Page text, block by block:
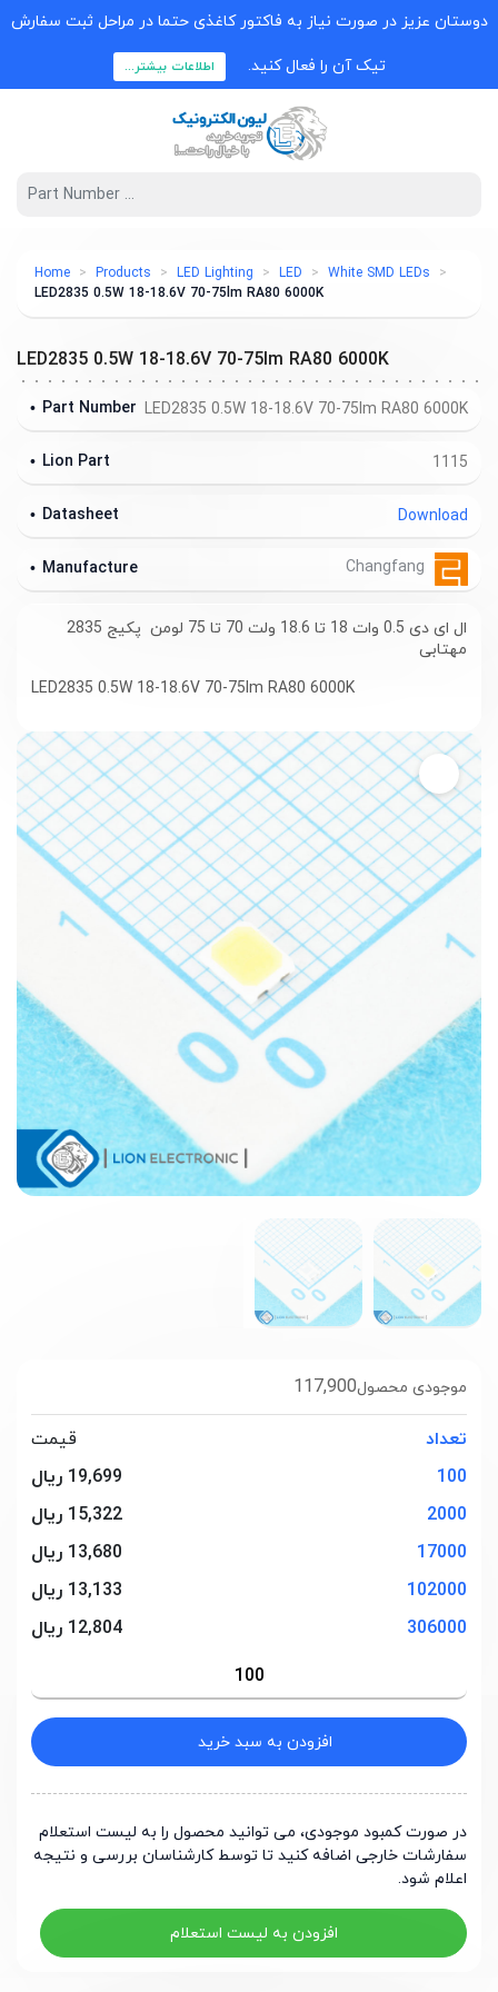
دوستان عزیز در صورت نیاز به فاکتور کاغذی حتما در مراحل ثبت سفارش
تیک آن را فعال کنید. اطلاعات بیشتر...
Home Products LED Lighting LED
White SMD LEDs
LED2835 0.5W 18-18.6V 70-75lm RA80 6000K
117,900موجودی محصول
تعداد
قیمت
100
19,699 ریال
2000
15,322 ریال
17000
13,680 ریال
102000
13,133 ریال
306000
12,804 ریال
افزودن به سبد خرید
در صورت کمبود موجودی، می توانید محصول را به لیست استعلام
سفارشات خارجی اضافه کنید تا توسط کارشناسان بررسی و نتیجه
اعلام شود.
افزودن به لیست استعلام
LED2835 0.5W 18-18.6V 70-75lm RA80 6000K
LED2835 0.5W 18-18.6V 70-75lm RA80 6000K
Part Number
1115
Lion Part
Download
Datasheet
Manufacture
ال ای دی 0.5 وات 18 تا 18.6 ولت 70 تا 75 لومن پکیج 2835
مهتابی
LED2835 0.5W 18-18.6V 70-75lm RA80 6000K